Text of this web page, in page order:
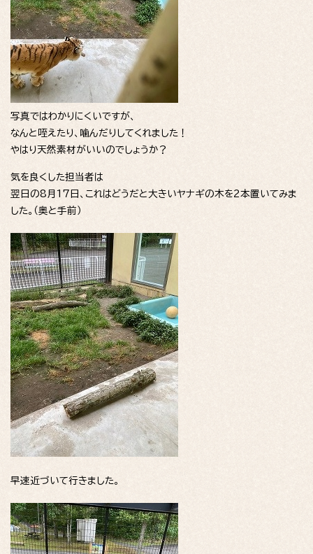
写真ではわかりにくいですが、
なんと咥えたり、噛んだりしてくれました！
やはり天然素材がいいのでしょうか？
気を良くした担当者は
翌日の8月17日、これはどうだと大きいヤナギの木を2本置いてみま
した。（奥と手前）
早速近づいて行きました。